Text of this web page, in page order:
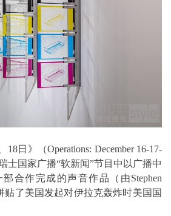
18日》（Operations: December 16-17-
士国家广播“软新闻”节目中以广播中
合作完成的声音作品（由Stephen
贴了美国发起对伊拉克轰炸时美国国